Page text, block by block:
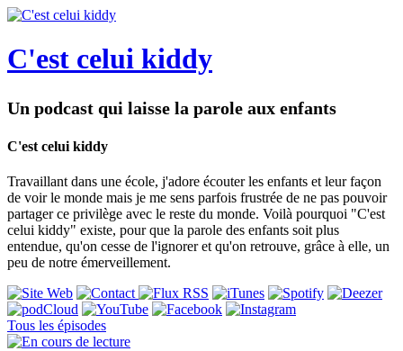
C'est celui kiddy
Un podcast qui laisse la parole aux enfants
C'est celui kiddy
Travaillant dans une école, j'adore écouter les enfants et leur façon
de voir le monde mais je me sens parfois frustrée de ne pas pouvoir
partager ce privilège avec le reste du monde. Voilà pourquoi "C'est
celui kiddy" existe, pour que la parole des enfants soit plus
entendue, qu'on cesse de l'ignorer et qu'on retrouve, grâce à elle, un
peu de notre émerveillement.
Tous les épisodes